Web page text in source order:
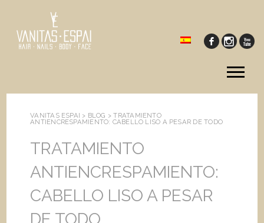
VANITAS ESPAI > BLOG >TRATAMIENTO
ANTIENCRESPAMIENTO: CABELLO LISO A PESAR DE TODO
TRATAMIENTO
ANTIENCRESPAMIENTO:
CABELLO LISO A PESAR